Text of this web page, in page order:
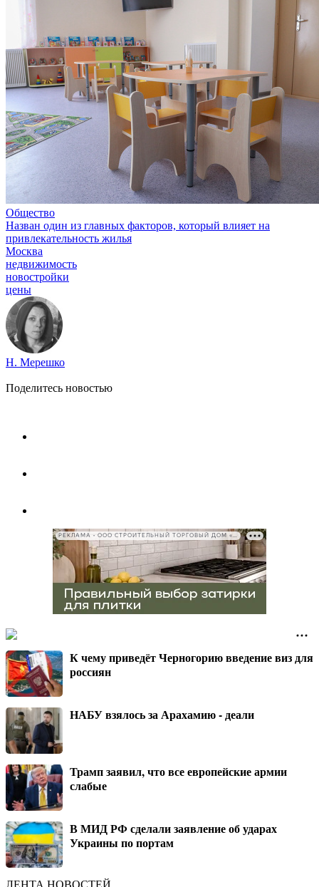
Общество
Назван один из главных факторов, который влияет на
привлекательность жилья
Москва
недвижимость
новостройки
цены
Н. Мерешко
Поделитесь новостью
РЕКЛАМА • ООО СТРОИТЕЛЬНЫЙ ТОРГОВЫЙ ДОМ «ПЕТРОВИЧ», ИНН 7802348846
К чему приведёт Черногорию введение виз для
россиян
НАБУ взялось за Арахамию - деали
Трамп заявил, что все европейские армии
слабые
В МИД РФ сделали заявление об ударах
Украины по портам
ЛЕНТА НОВОСТЕЙ